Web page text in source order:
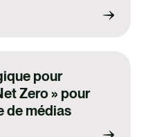
pour
Zero » pour
de médias